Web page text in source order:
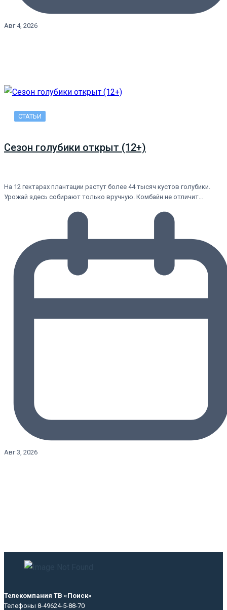
Авг 4, 2026
СТАТЬИ
Сезон голубики открыт (12+)
На 12 гектарах плантации растут более 44 тысяч кустов голубики.
Урожай здесь собирают только вручную. Комбайн не отличит…
Авг 3, 2026
Телекомпания ТВ «Поиск»
Телефоны 8-49624-5-88-70